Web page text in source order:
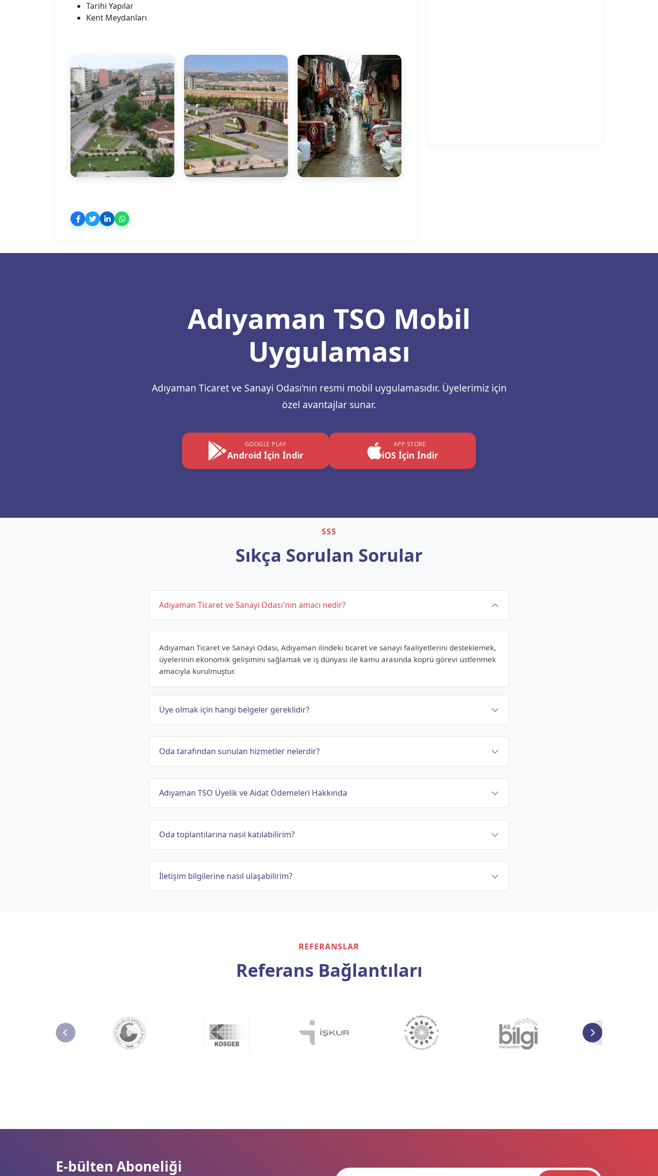
Tarihi Yapılar
Kent Meydanları
Adıyaman TSO Mobil
Uygulaması
Adıyaman Ticaret ve Sanayi Odası'nın resmi mobil uygulamasıdır. Üyelerimiz için
özel avantajlar sunar.
GOOGLE PLAY
Android İçin İndir
APP STORE
iOS İçin İndir
SSS
Sıkça Sorulan Sorular
Adıyaman Ticaret ve Sanayi Odası'nın amacı nedir?
Adıyaman Ticaret ve Sanayi Odası, Adıyaman ilindeki ticaret ve sanayi faaliyetlerini desteklemek,
üyelerinin ekonomik gelişimini sağlamak ve iş dünyası ile kamu arasında köprü görevi üstlenmek
amacıyla kurulmuştur.
Üye olmak için hangi belgeler gereklidir?
Oda tarafından sunulan hizmetler nelerdir?
Adıyaman TSO Üyelik ve Aidat Ödemeleri Hakkında
Oda toplantılarına nasıl katılabilirim?
İletişim bilgilerine nasıl ulaşabilirim?
REFERANSLAR
Referans Bağlantıları
E-bülten Aboneliği